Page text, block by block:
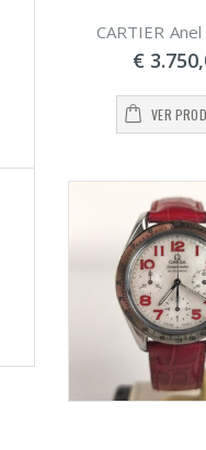
CARTIER
€
VER
Pulseira
de Portugal
€ 2.500,00